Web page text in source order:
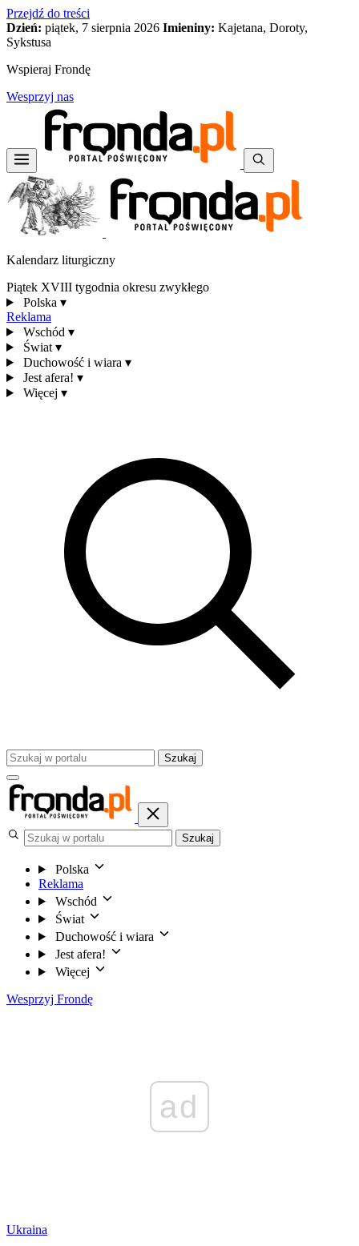
Przejdź do treści
Dzień: piątek, 7 sierpnia 2026 Imieniny: Kajetana, Doroty,
Sykstusa
Wspieraj Frondę
Wesprzyj nas
Kalendarz liturgiczny
Piątek XVIII tygodnia okresu zwykłego
Polska ▾
Reklama
Wschód ▾
Świat ▾
Duchowość i wiara ▾
Jest afera! ▾
Więcej ▾
Szukaj
Szukaj
Polska
Reklama
Wschód
Świat
Duchowość i wiara
Jest afera!
Więcej
Wesprzyj Frondę
ad
Ukraina